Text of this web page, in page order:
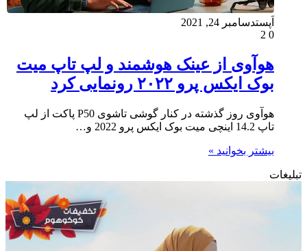
اَپستدسامبر 24, 2021
0
هوآوی از عینک هوشمند و لپ تاپ میت
بوک ایکس پرو ۲۰۲۲ رونمایی کرد
هوآوی روز گذشته در کنار گوشی تاشوی P50 پاکت از لپ
تاپ 14.2 اینچی میت بوک ایکس پرو 2022 و…
بیشتر بخوانید »
تبلیغات